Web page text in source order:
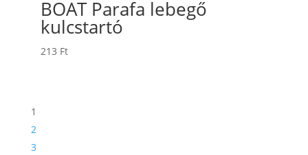
BOAT Parafa lebegő
kulcstartó
213 Ft
1
2
3